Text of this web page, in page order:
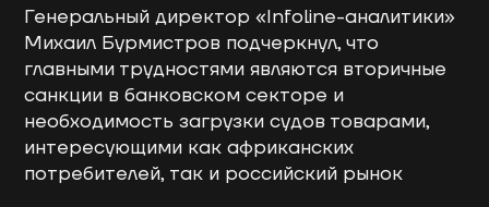
Генеральный директор «Infoline-аналитики»
Михаил Бурмистров подчеркнул, что
главными трудностями являются вторичные
санкции в банковском секторе и
необходимость загрузки судов товарами,
интересующими как африканских
потребителей, так и российский рынок